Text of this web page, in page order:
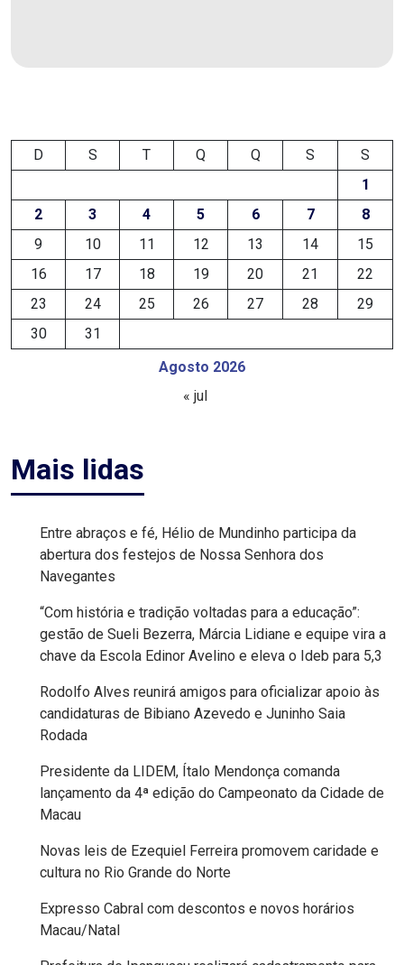
PREPARATÓRIO
DESCASO
DESENVOLVIMENTO
ECONÔMICO
DESENVOLVIMENTO
DAS
ECONOMIA
EDUCAÇÃO
ELEIÇÃO
ESCOLAR
ELEIÇÕES
2026
EMANCIPAÇÃO
DE
CARNAUBAIS
EMANCIPAÇÃO
Agosto 2026
D S T Q Q S
S
1
2
3 4 5 6 7
8
9
10 11 12 13 14
15
16
17 18 19 20 21
22
23
24 25 26 27 28
29
30
31
« jul
Mais lidas
Entre abraços e fé, Hélio de Mundinho participa da
abertura dos festejos de Nossa Senhora dos
Navegantes
“Com história e tradição voltadas para a educação”:
gestão de Sueli Bezerra, Márcia Lidiane e equipe vira a
chave da Escola Edinor Avelino e eleva o Ideb para 5,3
Rodolfo Alves reunirá amigos para oficializar apoio às
candidaturas de Bibiano Azevedo e Juninho Saia
Rodada
Presidente da LIDEM, Ítalo Mendonça comanda
lançamento da 4ª edição do Campeonato da Cidade de
Macau
Novas leis de Ezequiel Ferreira promovem caridade e
cultura no Rio Grande do Norte
Expresso Cabral com descontos e novos horários
Macau/Natal